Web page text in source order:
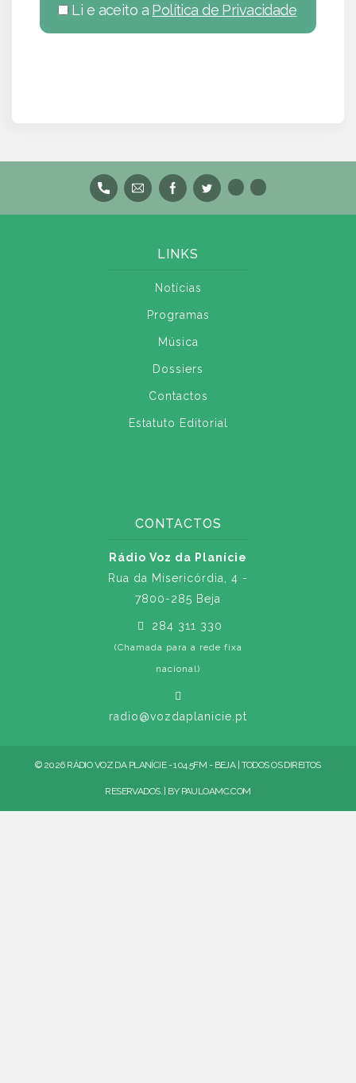
Li e aceito a Política de Privacidade
LINKS
Notícias
Programas
Música
Dossiers
Contactos
Estatuto Editorial
CONTACTOS
Rádio Voz da Planície
Rua da Misericórdia, 4 -
7800-285 Beja
284 311 330
(Chamada para a rede fixa
nacional)
radio@vozdaplanicie.pt
© 2026 RÁDIO VOZ DA PLANÍCIE - 104.5FM - BEJA | TODOS OS DIREITOS
RESERVADOS. | BY PAULOAMC.COM